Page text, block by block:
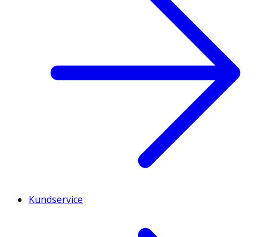
Kundservice